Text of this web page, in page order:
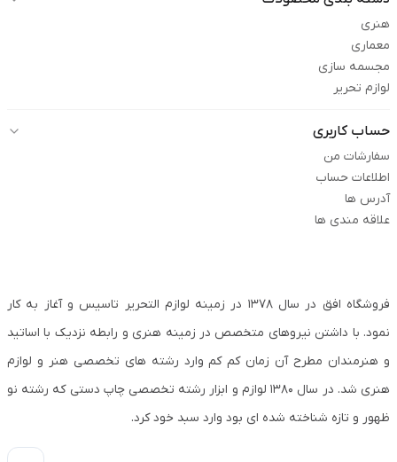
هنری
معماری
مجسمه سازی
لوازم تحریر
حساب کاربری
سفارشات من
اطلاعات حساب
آدرس ها
علاقه مندی ها
فروشگاه افق در سال ۱۳۷۸ در زمینه لوازم التحریر تاسیس و آغاز به کار
نمود. با داشتن نیروهای متخصص در زمینه هنری و رابطه نزدیک با اساتید
و هنرمندان مطرح آن زمان کم کم وارد رشته های تخصصی هنر و لوازم
هنری شد. در سال ۱۳۸۰ لوازم و ابزار رشته تخصصی چاپ دستی که رشته نو
ظهور و تازه شناخته شده ای بود وارد سبد خود کرد.